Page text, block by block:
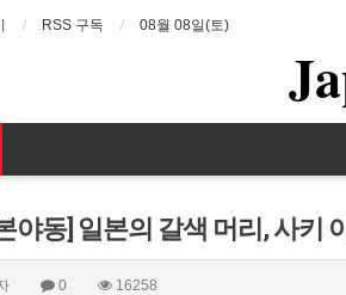
RSS 구독 08월 08일(토)
야동] 일본의 갈색 머리, 사키
0 16258